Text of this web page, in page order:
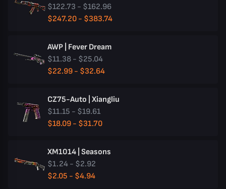
$122.73 - $162.96
$247.20 - $383.74
AWP | Fever Dream
$11.38 - $25.04
$22.99 - $32.64
CZ75-Auto | Xiangliu
$11.15 - $19.61
$18.09 - $31.70
XM1014 | Seasons
$1.24 - $2.92
$2.05 - $4.94